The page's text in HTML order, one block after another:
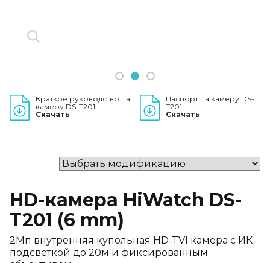
1 2 3
Краткое руководство на
камеру DS-T201
Скачать
Паспорт на камеру DS-
T201
Скачать
HD-камера HiWatch DS-
T201 (6 mm)
2Мп внутренняя купольная HD-TVI камера с ИК-
подсветкой до 20м и фиксированным